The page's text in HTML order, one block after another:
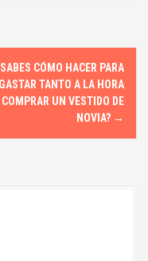
CÓMO HACER PARA
TANTO A LA HORA
COMPRAR UN VESTIDO DE
NOVIA? →